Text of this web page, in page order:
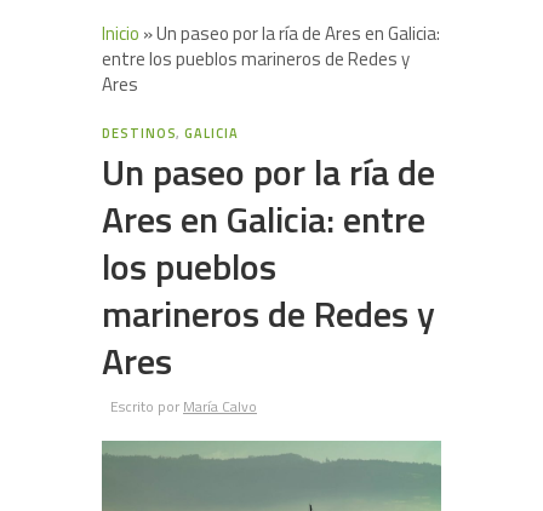
Inicio »Un paseo por la ría de Ares en Galicia:
entre los pueblos marineros de Redes y
Ares
DESTINOS,GALICIA
Un paseo por la ría de
Ares en Galicia: entre
los pueblos
marineros de Redes y
Ares
Escrito por María Calvo